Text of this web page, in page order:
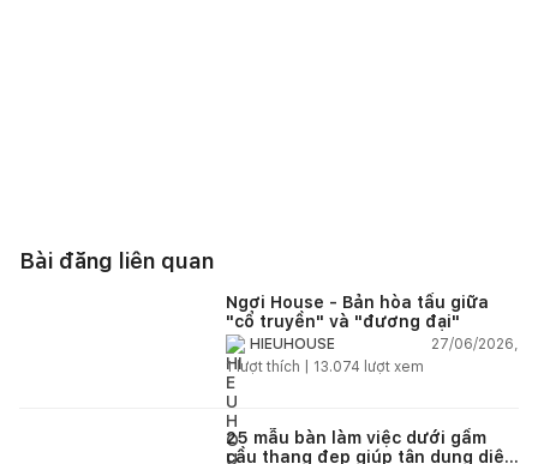
Bài đăng liên quan
Ngơi House - Bản hòa tấu giữa
"cổ truyền" và "đương đại"
HIEUHOUSE
27/06/2026,
1lượt thích | 13.074 lượt xem
25 mẫu bàn làm việc dưới gầm
cầu thang đẹp giúp tận dụng diện